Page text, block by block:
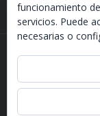
Si necesitas
que te pido es
Should you
The only thing
funcionamiento
servicios. Puede
necesarias o